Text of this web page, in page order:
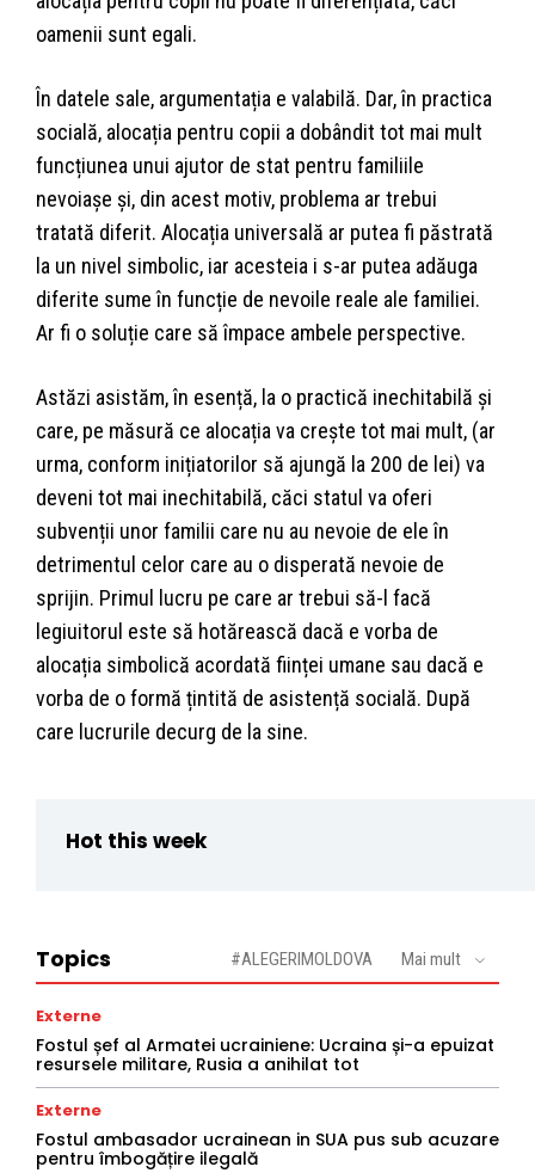
oamenii sunt egali.
În datele sale, argumentația e valabilă. Dar, în practica
socială, alocația pentru copii a dobândit tot mai mult
funcțiunea unui ajutor de stat pentru familiile
nevoiașe și, din acest motiv, problema ar trebui
tratată diferit. Alocația universală ar putea fi păstrată
la un nivel simbolic, iar acesteia i s-ar putea adăuga
diferite sume în funcție de nevoile reale ale familiei.
Ar fi o soluție care să împace ambele perspective.
Astăzi asistăm, în esență, la o practică inechitabilă și
care, pe măsură ce alocația va crește tot mai mult, (ar
urma, conform inițiatorilor să ajungă la 200 de lei) va
deveni tot mai inechitabilă, căci statul va oferi
subvenții unor familii care nu au nevoie de ele în
detrimentul celor care au o disperată nevoie de
sprijin. Primul lucru pe care ar trebui să-l facă
legiuitorul este să hotărească dacă e vorba de
alocația simbolică acordată ființei umane sau dacă e
vorba de o formă țintită de asistență socială. După
care lucrurile decurg de la sine.
Hot this week
Topics #ALEGERIMOLDOVA Mai mult
Externe
Fostul șef al Armatei ucrainiene: Ucraina și-a epuizat
resursele militare, Rusia a anihilat tot
Externe
Fostul ambasador ucrainean in SUA pus sub acuzare
pentru îmbogățire ilegală